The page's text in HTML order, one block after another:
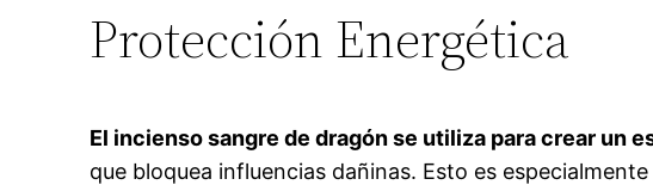
Protección Energética
El incienso sangre de dragón se utiliza para crear un
que bloquea influencias dañinas. Esto es